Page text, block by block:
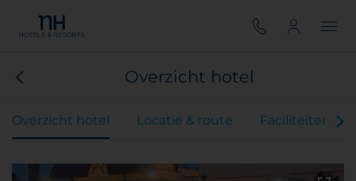
Overzicht hotel
Overzicht hotel Locatie & route Faciliteiten